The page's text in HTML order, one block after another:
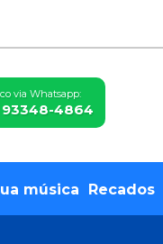
via Whatsapp:
93348-4864
música Recados